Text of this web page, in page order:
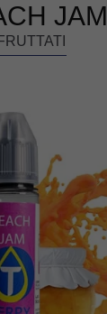
JAM
FRUTTATI